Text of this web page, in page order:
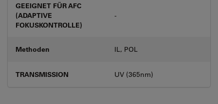
GEEIGNET FÜR AFC
(ADAPTIVE
FOKUSKONTROLLE)
-
Methoden IL, POL
TRANSMISSION UV (365nm)